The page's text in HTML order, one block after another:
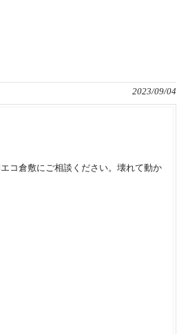
2023/09/04
コ倉敷にご相談ください。壊れて動か